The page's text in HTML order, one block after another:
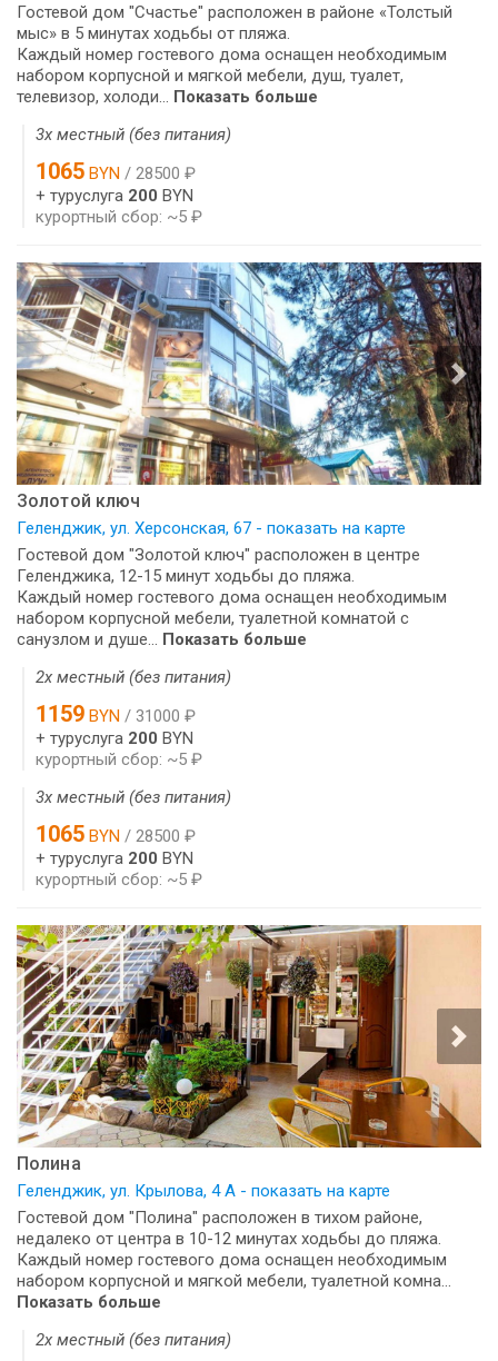
Гостевой дом "Счастье" расположен в районе «Толстый
мыс» в 5 минутах ходьбы от пляжа.
Каждый номер гостевого дома оснащен необходимым
набором корпусной и мягкой мебели, душ, туалет,
телевизор, холоди... Показать больше
3х местный (без питания)
1065 BYN / 28500 ₽
+ туруслуга 200 BYN
курортный сбор: ~5 ₽
Золотой ключ
Геленджик, ул. Херсонская, 67 - показать на карте
Гостевой дом "Золотой ключ" расположен в центре
Геленджика, 12-15 минут ходьбы до пляжа.
Каждый номер гостевого дома оснащен необходимым
набором корпусной мебели, туалетной комнатой с
санузлом и душе... Показать больше
2х местный (без питания)
1159 BYN / 31000 ₽
+ туруслуга 200 BYN
курортный сбор: ~5 ₽
3х местный (без питания)
1065 BYN / 28500 ₽
+ туруслуга 200 BYN
курортный сбор: ~5 ₽
Полина
Геленджик, ул. Крылова, 4 А - показать на карте
Гостевой дом "Полина" расположен в тихом районе,
недалеко от центра в 10-12 минутах ходьбы до пляжа.
Каждый номер гостевого дома оснащен необходимым
набором корпусной и мягкой мебели, туалетной комна...
Показать больше
2х местный (без питания)